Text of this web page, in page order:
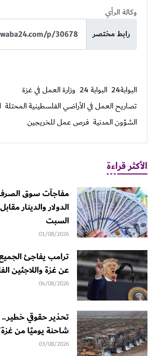
وكالة الرأي
رابط مختصر
البوابة24 البوابة 24
وزارة العمل في غزة
تصاريح العمل في الأراضي الفلسطينية المحتلة
الشؤون المدنية فرص عمل للخريجين
الأكثر قراءة
مفاجآت سوق
الدولار والدينار
السبت
01/08/2026
ترامب يفاجئ
عن غزة واللاجئين
04/08/2026
شاحنة يوميًا من
03/08/2026